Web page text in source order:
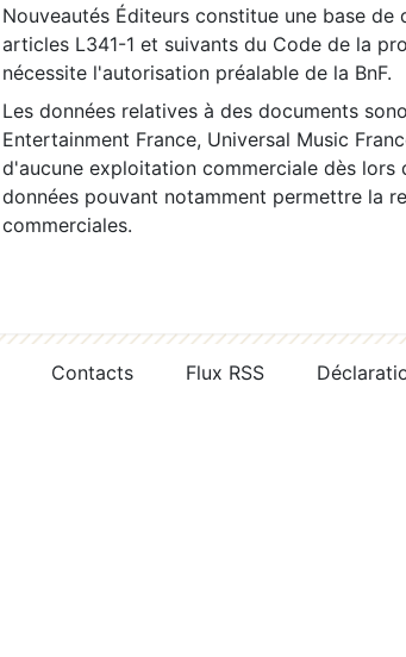
Nouveautés Éditeurs constitue une base
articles L341-1 et suivants du Code de la
nécessite l'autorisation préalable de la BnF.
Les données relatives à des documents
Entertainment France, Universal Music
d'aucune exploitation commerciale dès
données pouvant notamment permettre la
commerciales.
Contacts Flux RSS